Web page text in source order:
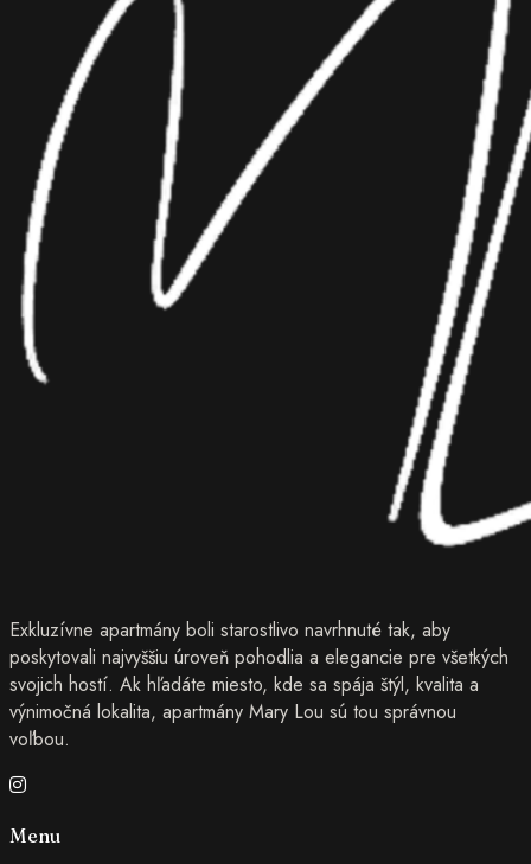
Exkluzívne apartmány boli starostlivo navrhnuté tak, aby
poskytovali najvyššiu úroveň pohodlia a elegancie pre všetkých
svojich hostí. Ak hľadáte miesto, kde sa spája štýl, kvalita a
výnimočná lokalita, apartmány Mary Lou sú tou správnou
voľbou.
Menu